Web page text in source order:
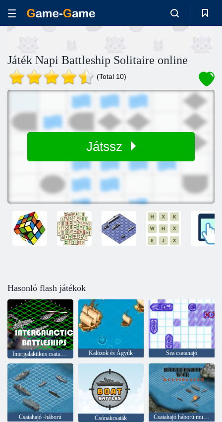
Játék Napi Battleship Solitaire online
(Total 10)
Játssz
Hasonló flash játékok
Intergalaktikus csatahajók Kalózok és Ágyúk Sea csatahajó
Csatahajó -háború Csónakcsaták Csatahajó háború multiplayer